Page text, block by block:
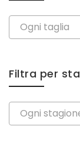
Ogni taglia
Filtra per
Ogni